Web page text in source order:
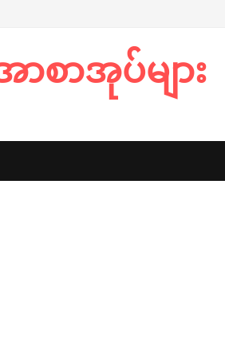
စာအုပ်များ